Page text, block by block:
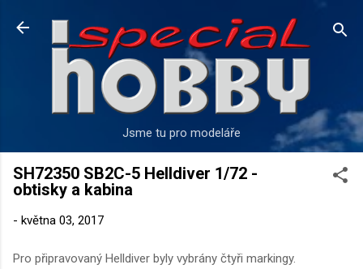
Přeskočit na hlavní obsah
Jsme tu pro modeláře
SH72350 SB2C-5 Helldiver 1/72 -
obtisky a kabina
- května 03, 2017
Pro připravovaný Helldiver byly vybrány čtyři markingy.